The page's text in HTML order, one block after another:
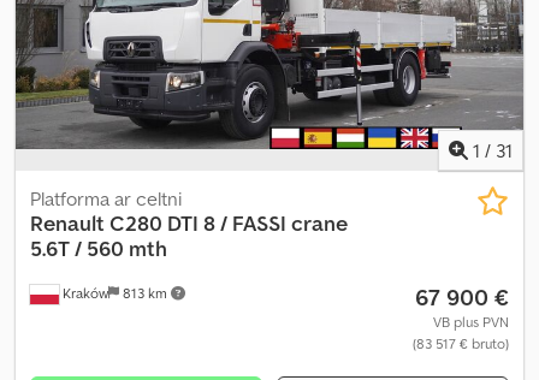
1 / 31
Kraków 813 km
Platforma ar celtni
Renault C280 DTI 8 / FASSI crane
5.6T / 560 mth
67 900 €
VB plus PVN
(83 517 € bruto)